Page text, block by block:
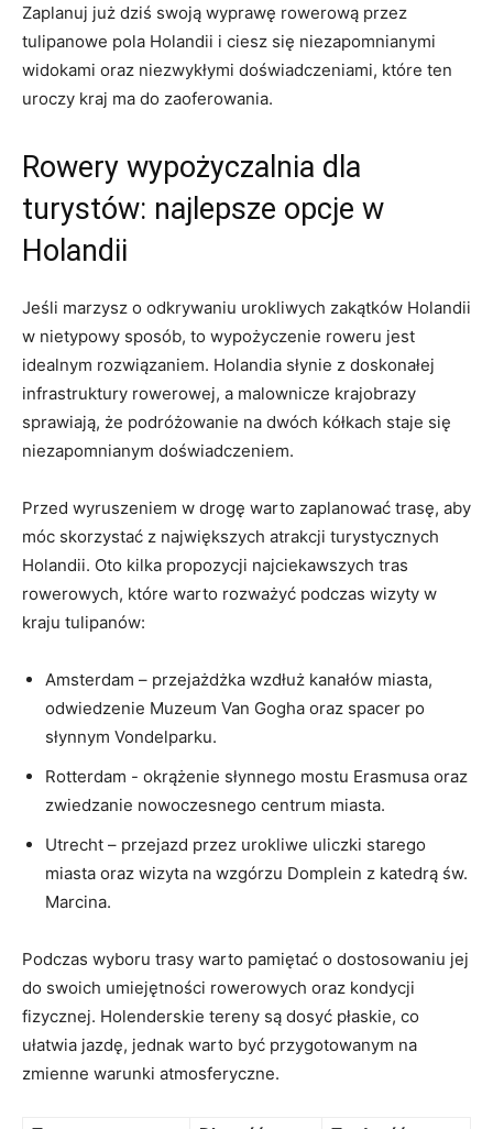
Zaplanuj już dziś swoją ⁤wyprawę rowerową przez
tulipanowe pola Holandii i ciesz się niezapomnianymi
widokami oraz niezwykłymi doświadczeniami, które ten
uroczy kraj ma do zaoferowania.
Rowery wypożyczalnia⁤ dla​
turystów: najlepsze opcje w
Holandii
Jeśli marzysz o odkrywaniu urokliwych zakątków Holandii
w⁤ nietypowy sposób, to wypożyczenie roweru jest
idealnym rozwiązaniem. Holandia​ słynie z‌ doskonałej
infrastruktury rowerowej, a malownicze‍ krajobrazy
⁤sprawiają, że podróżowanie na dwóch kółkach staje się
niezapomnianym doświadczeniem.
Przed wyruszeniem w drogę warto zaplanować trasę,⁢ aby
móc skorzystać ⁣z największych atrakcji turystycznych
⁤Holandii. Oto‌ kilka propozycji najciekawszych tras
rowerowych, które warto ⁤rozważyć podczas⁣ wizyty⁣ w
⁤kraju tulipanów:
Amsterdam⁢ – przejażdżka ‍wzdłuż kanałów miasta,
odwiedzenie Muzeum Van Gogha oraz spacer po
słynnym Vondelparku.
Rotterdam -⁢ okrążenie słynnego mostu Erasmusa oraz
zwiedzanie nowoczesnego ⁢centrum miasta.
Utrecht – przejazd przez urokliwe uliczki starego
miasta oraz wizyta na wzgórzu Domplein z katedrą ​św.
Marcina.
Podczas wyboru ‌trasy warto pamiętać o dostosowaniu jej
⁤do swoich umiejętności rowerowych oraz kondycji⁣
fizycznej. Holenderskie tereny są​ dosyć ​płaskie, co
ułatwia jazdę,​ jednak warto być przygotowanym na
zmienne⁢ warunki atmosferyczne.